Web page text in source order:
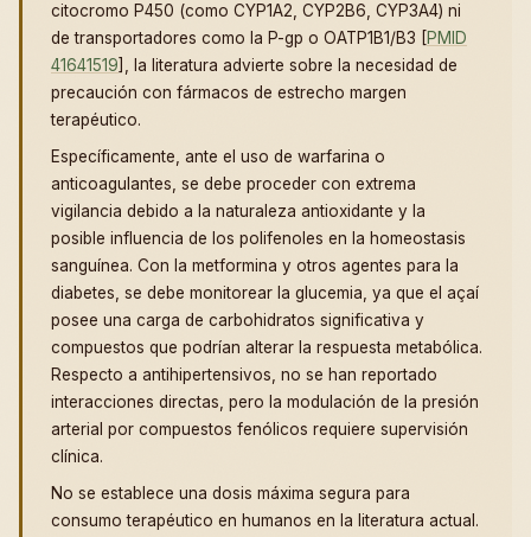
citocromo P450 (como CYP1A2, CYP2B6, CYP3A4) ni
de transportadores como la P-gp o OATP1B1/B3 [PMID
41641519], la literatura advierte sobre la necesidad de
precaución con fármacos de estrecho margen
terapéutico.
Específicamente, ante el uso de warfarina o
anticoagulantes, se debe proceder con extrema
vigilancia debido a la naturaleza antioxidante y la
posible influencia de los polifenoles en la homeostasis
sanguínea. Con la metformina y otros agentes para la
diabetes, se debe monitorear la glucemia, ya que el açaí
posee una carga de carbohidratos significativa y
compuestos que podrían alterar la respuesta metabólica.
Respecto a antihipertensivos, no se han reportado
interacciones directas, pero la modulación de la presión
arterial por compuestos fenólicos requiere supervisión
clínica.
No se establece una dosis máxima segura para
consumo terapéutico en humanos en la literatura actual.